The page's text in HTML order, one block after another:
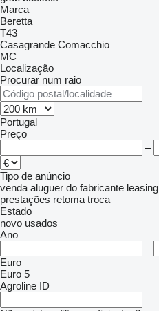
Marca
Beretta
T43
Casagrande Comacchio
MC
Localização
Procurar num raio
Portugal
Preço
–
Tipo de anúncio
venda aluguer do fabricante leasing
prestações retoma troca
Estado
novo usados
Ano
–
Euro
Euro 5
Agroline ID